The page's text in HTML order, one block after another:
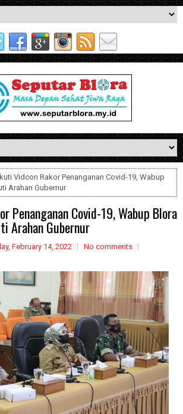
Vidcon Rakor Penanganan Covid-19, Wabup
Arahan Gubernur
Penanganan Covid-19, Wabup Blora
Arahan Gubernur
February 14, 2022 No comments